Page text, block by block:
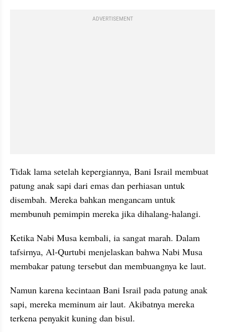
ADVERTISEMENT
Tidak lama setelah kepergiannya, Bani Israil membuat
patung anak sapi dari emas dan perhiasan untuk
disembah. Mereka bahkan mengancam untuk
membunuh pemimpin mereka jika dihalang-halangi.
Ketika Nabi Musa kembali, ia sangat marah. Dalam
tafsirnya, Al-Qurtubi menjelaskan bahwa Nabi Musa
membakar patung tersebut dan membuangnya ke laut.
Namun karena kecintaan Bani Israil pada patung anak
sapi, mereka meminum air laut. Akibatnya mereka
terkena penyakit kuning dan bisul.